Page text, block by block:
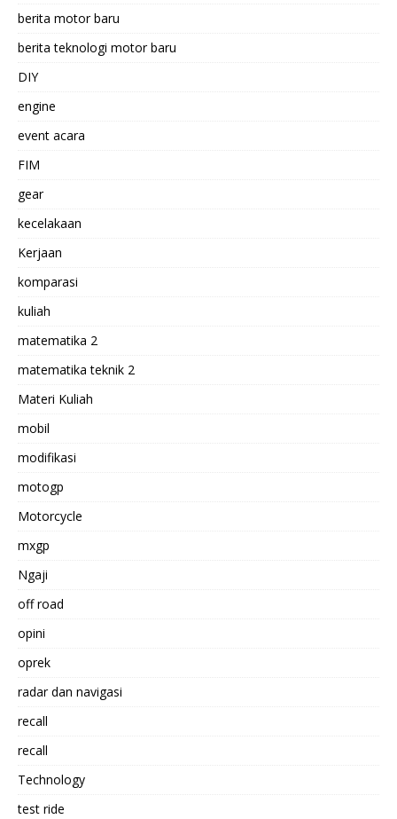
berita motor baru
berita teknologi motor baru
DIY
engine
event acara
FIM
gear
kecelakaan
Kerjaan
komparasi
kuliah
matematika 2
matematika teknik 2
Materi Kuliah
mobil
modifikasi
motogp
Motorcycle
mxgp
Ngaji
off road
opini
oprek
radar dan navigasi
recall
recall
Technology
test ride